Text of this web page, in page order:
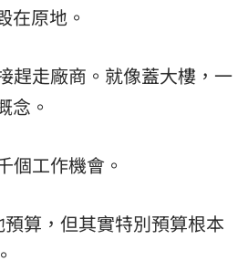
在原地。
趕走廠商。就像蓋大樓，一
念。
個工作機會。
算，但其實特別預算根本